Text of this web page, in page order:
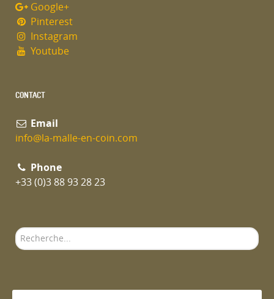
Google+
Pinterest
Instagram
Youtube
CONTACT
Email
info@la-malle-en-coin.com
Phone
+33 (0)3 88 93 28 23
Rechercher